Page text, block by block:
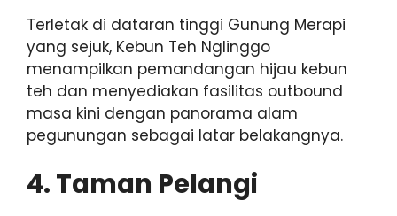
Terletak di dataran tinggi Gunung Merapi
yang sejuk, Kebun Teh Nglinggo
menampilkan pemandangan hijau kebun
teh dan menyediakan fasilitas outbound
masa kini dengan panorama alam
pegunungan sebagai latar belakangnya.
4. Taman Pelangi